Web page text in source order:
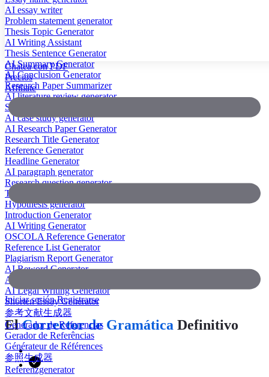
AI essay writer
Problem statement generator
Thesis Topic Generator
AI Writing Assistant
Thesis Sentence Generator
AI Summary Generator
AI Conclusion Generator
Research Paper Summarizer
AI literature review generator
Scientific Paper Summarizer
AI case study generator
AI Research Paper Generator
Research Title Generator
Reference Generator
Headline Generator
AI paragraph generator
Research question generator
Thesis paragraph generator
Hypothesis generator
Introduction Generator
AI Writing Generator
OSCOLA Reference Generator
Reference List Generator
Plagiarism Report Generator
AI Reword Generator
AI Bullet Point Generator
AI Legal Writing Generator
Shorten Essay Generator
参考文献生成器
Generador de Referencias
Gerador de Referências
Générateur de Références
参照生成器
Referenzgenerator
Chatea con PDF
Precios
Affiliate
Iniciar sesiónRegistrarse
ElCorrector de Gramática Definitivo